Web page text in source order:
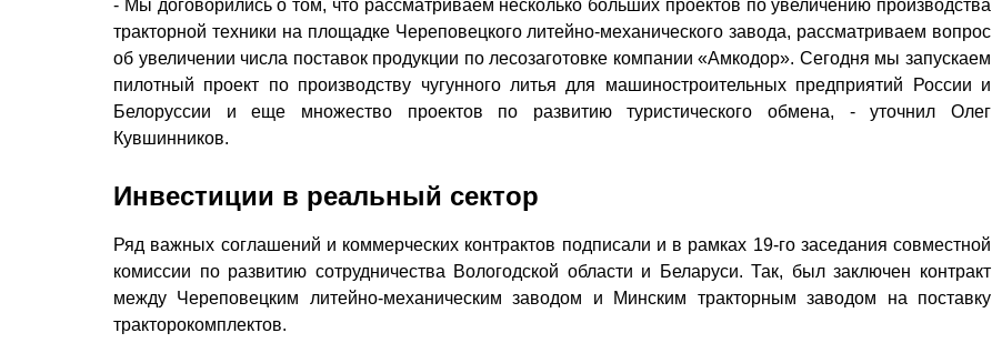
- Мы договорились о том, что рассматриваем несколько больших проектов по увеличению производства
тракторной техники на площадке Череповецкого литейно-механического завода, рассматриваем вопрос
об увеличении числа поставок продукции по лесозаготовке компании «Амкодор». Сегодня мы запускаем
пилотный проект по производству чугунного литья для машиностроительных предприятий России и
Белоруссии и еще множество проектов по развитию туристического обмена, - уточнил Олег
Кувшинников.
Инвестиции в реальный сектор
Ряд важных соглашений и коммерческих контрактов подписали и в рамках 19-го заседания совместной
комиссии по развитию сотрудничества Вологодской области и Беларуси. Так, был заключен контракт
между Череповецким литейно-механическим заводом и Минским тракторным заводом на поставку
тракторокомплектов.